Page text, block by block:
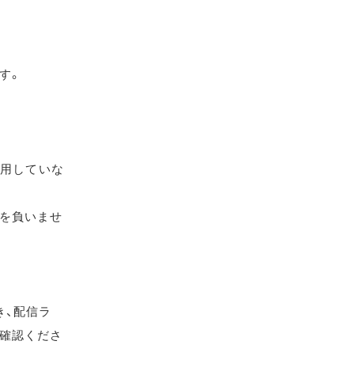
。
していな
負いませ
配信ラ
認くださ